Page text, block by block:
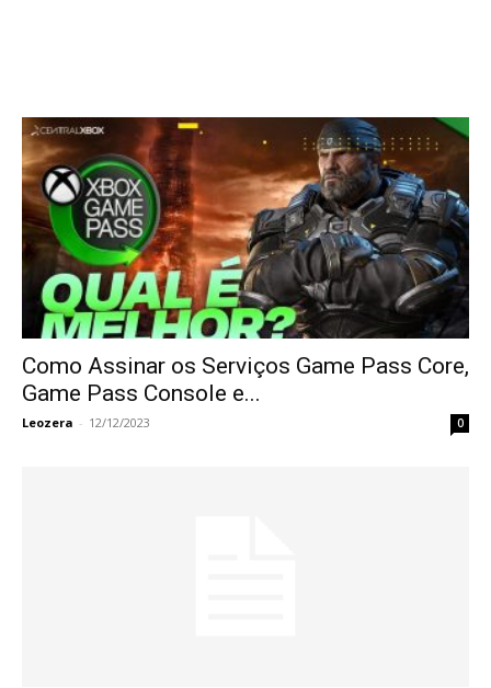
Como Assinar os Serviços Game Pass Core,
Game Pass Console e...
Leozera - 12/12/2023 0